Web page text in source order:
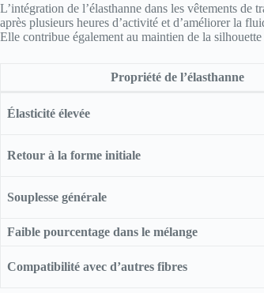
L’intégration de l’élasthanne dans les vêtements
après plusieurs heures d’activité et d’améliorer la
Elle contribue également au maintien de la
Propriété de l’élasthanne
Élasticité élevée
Retour à la forme initiale
Souplesse générale
Faible pourcentage dans le mélange
Compatibilité avec d’autres fibres